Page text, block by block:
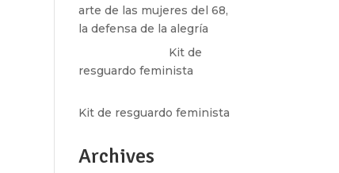
arte de las mujeres del 68,
la defensa de la alegría
Kit de
resguardo feminista
Kit de resguardo feminista
Archives